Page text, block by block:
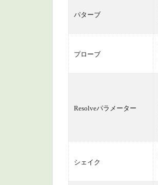
パターブ
プローブ
Resolveパラメーター
シェイク